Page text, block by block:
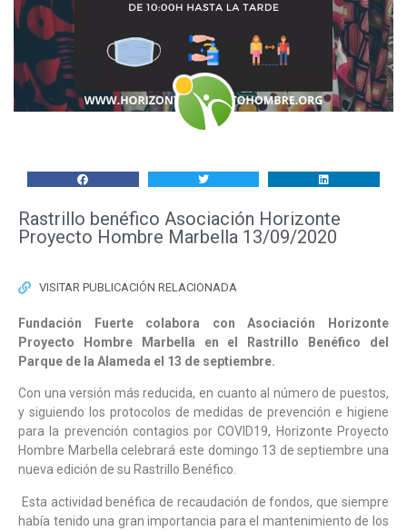
Rastrillo benéfico Asociación Horizonte
Proyecto Hombre Marbella 13/09/2020
VISITAR PUBLICACIÓN RELACIONADA
Fundación Fuerte colabora con Asociación Horizonte
Proyecto Hombre Marbella en el Rastrillo Benéfico del
Parque de la Alameda el 13 de septiembre.
Con una versión más reducida, en cuanto al número de puestos,
y siguiendo los protocolos de medidas de prevención e higiene
para la prevención contagios por COVID19, Horizonte Proyecto
Hombre Marbella celebrará este domingo 13 de septiembre una
nueva edición de su Rastrillo Benéfico.
Esta actividad benéfica de recaudación de fondos, que siempre
había tenido una gran importancia para el mantenimiento de los